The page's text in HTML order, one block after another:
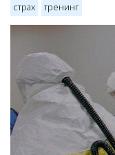
страх тренинг